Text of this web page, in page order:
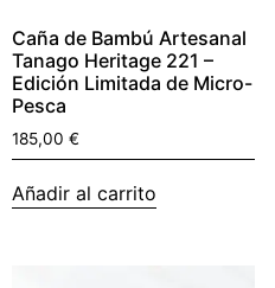
Caña de Bambú Artesanal
Tanago Heritage 221 –
Edición Limitada de Micro-
Pesca
185,00 €
Añadir al carrito